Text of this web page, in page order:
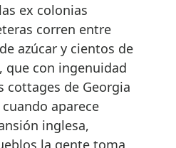
ex colonias
corren entre
azúcar y cientos de
que con ingenuidad
cottages de Georgia
cuando aparece
inglesa,
la gente toma